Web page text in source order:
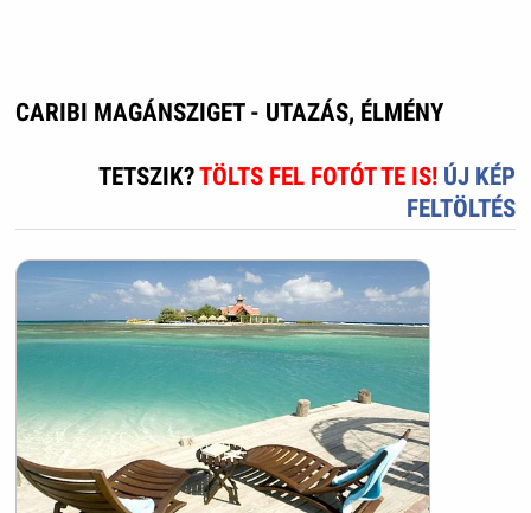
CARIBI MAGÁNSZIGET - UTAZÁS, ÉLMÉNY
TETSZIK?TÖLTS FEL FOTÓT TE IS! ÚJ KÉP
FELTÖLTÉS